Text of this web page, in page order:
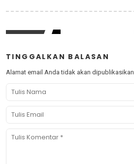
TINGGALKAN BALASAN
Alamat email Anda tidak akan dipublikasikan.